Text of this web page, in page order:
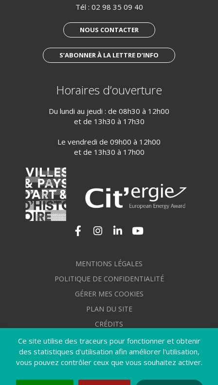
Ce site utilise des traceurs pour fonctionner et obtenir
des statistiques d'utilisation afin améliorer l'utilisation,
vous pouvez contrôler ceux que vous souhaitez activer.
Tél : 02 98 35 09 40
NOUS CONTACTER
S’ABONNER À LA LETTRE D’INFO
Horaires d’ouverture
Du lundi au jeudi : de 08h30 à 12h00
et de 13h30 à 17h30
Le vendredi de 09h00 à 12h00
et de 13h30 à 17h00
Lien vers le compte Facebook
Lien vers le compte Instagram
Lien vers le compte
MENTIONS LÉGALES
POLITIQUE DE CONFIDENTIALITÉ
GÉRER MES COOKIES
PLAN DU SITE
CRÉDITS
ACCESSIBILITÉ : NON CONFORME